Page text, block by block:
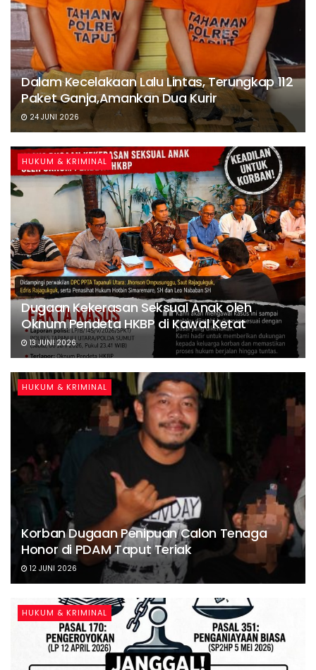
Dalam Kecelakaan Lalu Lintas, Terungkap 112
Paket Ganja,Amankan Dua Kurir
24 JUNI 2026
HUKUM & KRIMINAL
Dugaan Kekerasan Seksual Anak oleh
Oknum Pendeta HKBP di Kawal Ketat
13 JUNI 2026
HUKUM & KRIMINAL
Korban Dugaan Penipuan Calon Tenaga
Honor di PDAM Taput Teriak
12 JUNI 2026
HUKUM & KRIMINAL